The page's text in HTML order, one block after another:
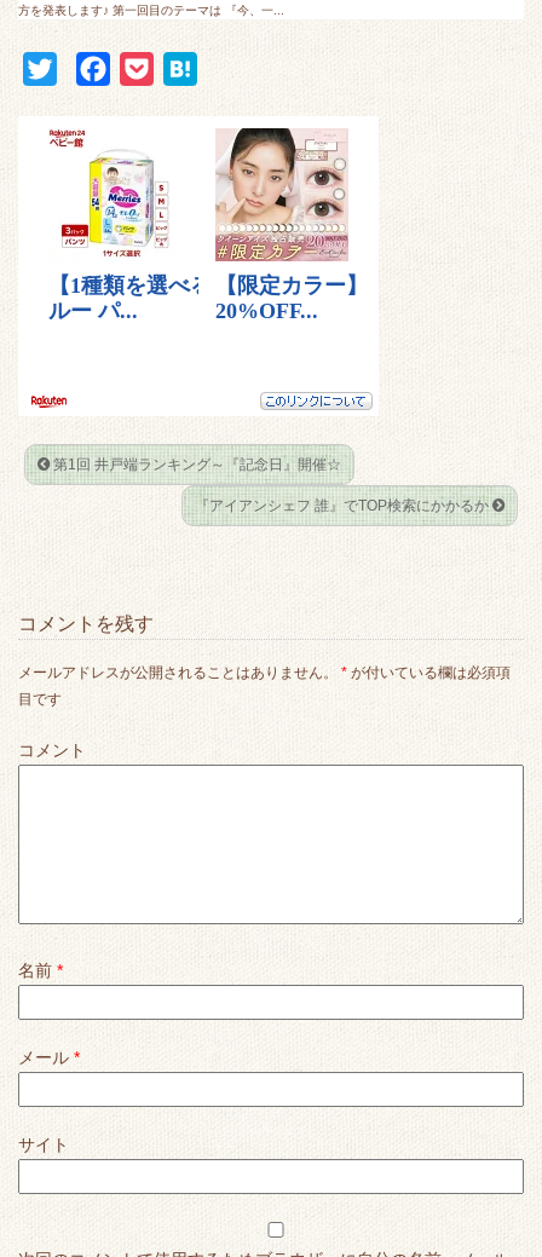
方を発表します♪ 第一回目のテーマは 『今、一...
i
e
r
e
b
o
o
k
e
t
第1回 井戸端ランキング～『記念日』開催☆
『アイアンシェフ 誰』でTOP検索にかかるか
コメントを残す
メールアドレスが公開されることはありません。 * が付いている欄は必須項
目です
コメント
名前 *
メール *
サイト